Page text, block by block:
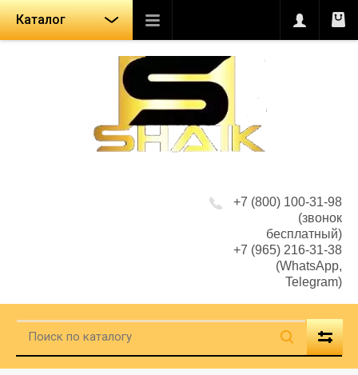
Каталог
+7 (800) 100-31-98
(звонок
бесплатный)
+7 (965) 216-31-38
(WhatsApp,
Telegram)